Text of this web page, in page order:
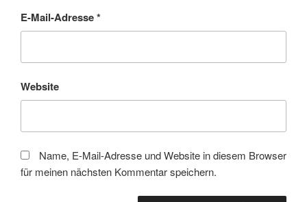
E-Mail-Adresse*
Website
Name, E-Mail-Adresse und Website in diesem Browser
für meinen nächsten Kommentar speichern.